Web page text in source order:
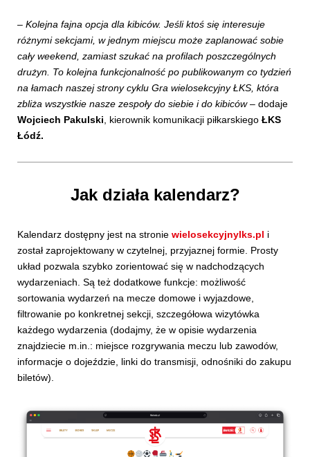
– Kolejna fajna opcja dla kibiców. Jeśli ktoś się interesuje
różnymi sekcjami, w jednym miejscu może zaplanować sobie
cały weekend, zamiast szukać na profilach poszczególnych
drużyn. To kolejna funkcjonalność po publikowanym co tydzień
na łamach naszej strony cyklu Gra wielosekcyjny ŁKS, która
zbliża wszystkie nasze zespoły do siebie i do kibiców– dodaje
Wojciech Pakulski , kierownik komunikacji piłkarskiego ŁKS
Łódź.
Jak działa kalendarz?
Kalendarz dostępny jest na stronie wielosekcyjnylks.pl i
został zaprojektowany w czytelnej, przyjaznej formie. Prosty
układ pozwala szybko zorientować się w nadchodzących
wydarzeniach. Są też dodatkowe funkcje: możliwość
sortowania wydarzeń na mecze domowe i wyjazdowe,
filtrowanie po konkretnej sekcji, szczegółowa wizytówka
każdego wydarzenia (dodajmy, że w opisie wydarzenia
znajdziecie m.in.: miejsce rozgrywania meczu lub zawodów,
informacje o dojeździe, linki do transmisji, odnośniki do zakupu
biletów).